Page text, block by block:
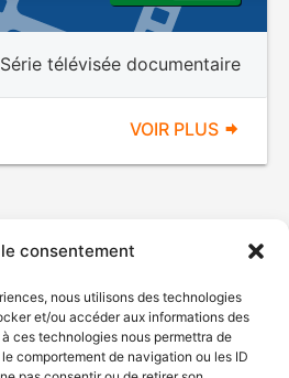
consentement
nous utilisons des technologies
et/ou accéder aux informations des
ces technologies nous permettra de
comportement de navigation ou les ID
Série télévisée documentaire
VOIR PLUS